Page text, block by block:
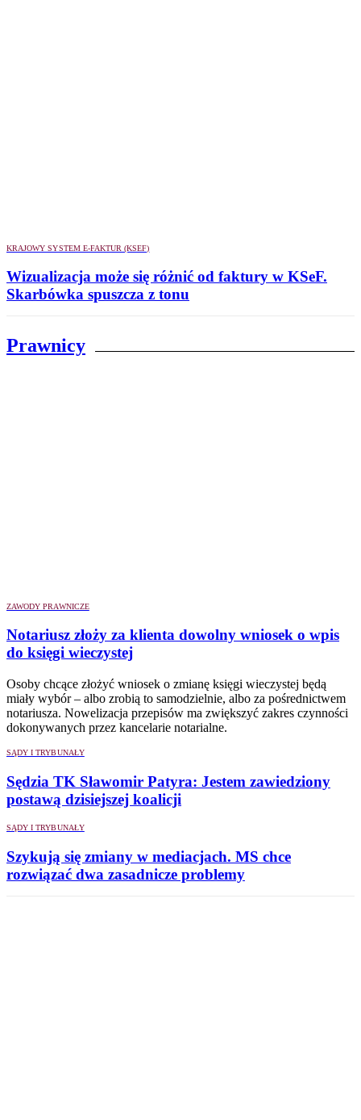
KRAJOWY SYSTEM E-FAKTUR (KSEF)
Wizualizacja może się różnić od faktury w KSeF.
Skarbówka spuszcza z tonu
Prawnicy
ZAWODY PRAWNICZE
Notariusz złoży za klienta dowolny wniosek o wpis
do księgi wieczystej
Osoby chcące złożyć wniosek o zmianę księgi wieczystej będą
miały wybór – albo zrobią to samodzielnie, albo za pośrednictwem
notariusza. Nowelizacja przepisów ma zwiększyć zakres czynności
dokonywanych przez kancelarie notarialne.
SĄDY I TRYBUNAŁY
Sędzia TK Sławomir Patyra: Jestem zawiedziony
postawą dzisiejszej koalicji
SĄDY I TRYBUNAŁY
Szykują się zmiany w mediacjach. MS chce
rozwiązać dwa zasadnicze problemy